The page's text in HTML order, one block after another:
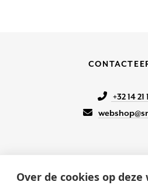
Over de cookies op deze
+32 14 21